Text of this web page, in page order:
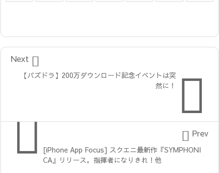

【パズドラ】200万ダウンロード記念イベントは突
然に！

Next
 [iPhone App Focus] スクエニ最新作『SYMPHONI
CA』リリース。指揮者になりきれ！他
 Prev